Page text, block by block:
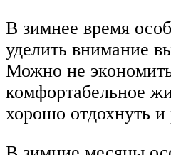
В зимнее время
уделить внимание
Можно не
комфортабельное
хорошо отдохнуть и